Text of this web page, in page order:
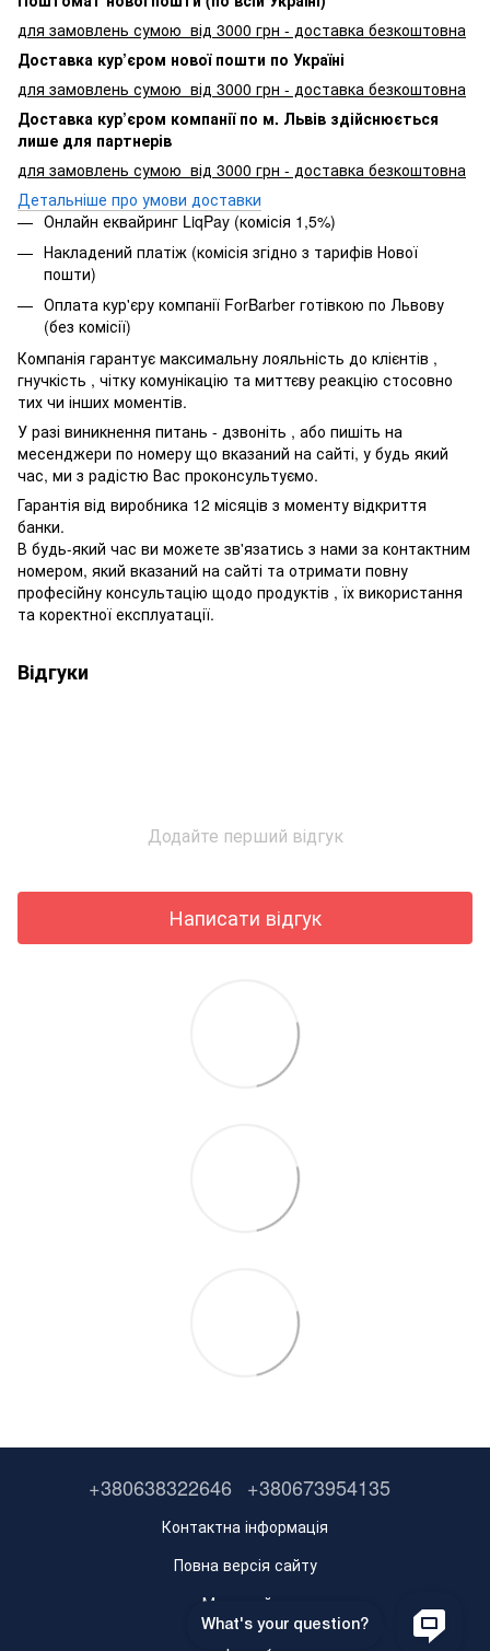
для замовлень сумою від 3000 грн - доставка безкоштовна
Доставка кур’єром нової пошти по Україні
для замовлень сумою від 3000 грн - доставка безкоштовна
Доставка кур’єром компанії по м. Львів здійснюється
лише для партнерів
для замовлень сумою від 3000 грн - доставка безкоштовна
Детальніше про умови доставки
Онлайн еквайринг LiqPay (комісія 1,5%)
Накладений платіж (комісія згідно з тарифів Нової
пошти)
Оплата кур'єру компанії ForBarber готівкою по Львову
(без комісії)
Компанія гарантує максимальну лояльність до клієнтів ,
гнучкість , чітку комунікацію та миттєву реакцію стосовно
тих чи інших моментів.
У разі виникнення питань - дзвоніть , або пишіть на
месенджери по номеру що вказаний на сайті, у будь який
час, ми з радістю Вас проконсультуємо.
Гарантія від виробника 12 місяців з моменту відкриття
банки.
В будь-який час ви можете зв'язатись з нами за контактним
номером, який вказаний на сайті та отримати повну
професійну консультацію щодо продуктів , їх використання
та коректної експлуатації.
Відгуки
Додайте перший відгук
Написати відгук
+380638322646 +380673954135
Контактна інформація
Повна версія сайту
Мапа сайту